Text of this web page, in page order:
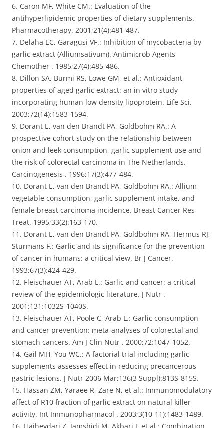
6. Caron MF, White CM.: Evaluation of the
antihyperlipidemic properties of dietary supplements.
Pharmacotherapy. 2001;21(4):481-487.
7. Delaha EC, Garagusi VF.: Inhibition of mycobacteria by
garlic extract (Alliumsativum). Antimicrob Agents
Chemother . 1985;27(4):485-486.
8. Dillon SA, Burmi RS, Lowe GM, et al.: Antioxidant
properties of aged garlic extract: an in vitro study
incorporating human low density lipoprotein. Life Sci.
2003;72(14):1583-1594.
9. Dorant E, van den Brandt PA, Goldbohm RA.: A
prospective cohort study on the relationship between
onion and leek consumption, garlic supplement use and
the risk of colorectal carcinoma in The Netherlands.
Carcinogenesis . 1996;17(3):477-484.
10. Dorant E, van den Brandt PA, Goldbohm RA.: Allium
vegetable consumption, garlic supplement intake, and
female breast carcinoma incidence. Breast Cancer Res
Treat. 1995;33(2):163-170.
11. Dorant E, van den Brandt PA, Goldbohm RA, Hermus RJ,
Sturmans F.: Garlic and its significance for the prevention
of cancer in humans: a critical view. Br J Cancer.
1993;67(3):424-429.
12. Fleischauer AT, Arab L.: Garlic and cancer: a critical
review of the epidemiologic literature. J Nutr .
2001;131:1032S-1040S.
13. Fleischauer AT, Poole C, Arab L.: Garlic consumption
and cancer prevention: meta-analyses of colorectal and
stomach cancers. Am J Clin Nutr . 2000;72:1047-1052.
14. Gail MH, You WC.: A factorial trial including garlic
supplements assesses effect in reducing precancerous
gastric lesions. J Nutr 2006 Mar;136(3 Suppl):813S-815S.
15. Hassan ZM, Yaraee R, Zare N, et al.: Immunomodulatory
affect of R10 fraction of garlic extract on natural killer
activity. Int Immunopharmacol . 2003;3(10-11):1483-1489.
16. Hajheydari Z, Jamshidi M, Akbari J, et al.: Combination